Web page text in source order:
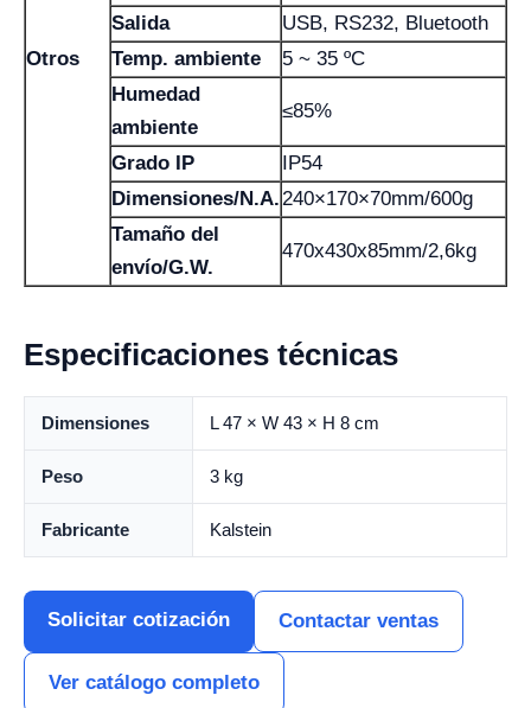
Otros
Salida
USB, RS232, Bluetooth
Temp. ambiente
5 ~ 35 ºC
Humedad
ambiente
≤85%
Grado IP
IP54
Dimensiones/N.A.240×170×70mm/600g
Tamaño del
envío/G.W.
470x430x85mm/2,6kg
Especificaciones técnicas
Dimensiones L 47 × W 43 × H 8 cm
Peso 3 kg
Fabricante Kalstein
Solicitar cotización Contactar ventas
Ver catálogo completo